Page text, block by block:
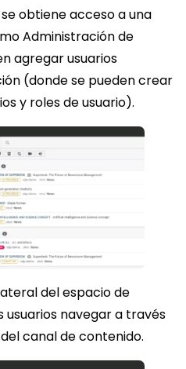
obtiene acceso a una
Administración de
agregar usuarios
(donde se pueden crear
y roles de usuario).
del espacio de
navegar a través
canal de contenido.